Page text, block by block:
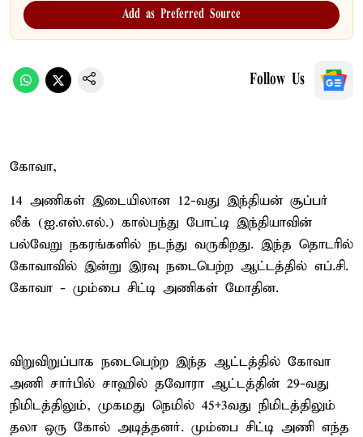
Add as Preferred Source
Follow Us
கோவா,
14 அணிகள் இடையிலான 12-வது இந்தியன் சூப்பர்
லீக் (ஐ.எஸ்.எல்.) கால்பந்து போட்டி இந்தியாவின்
பல்வேறு நகரங்களில் நடந்து வருகிறது. இந்த தொடரில்
கோவாவில் இன்று இரவு நடைபெற்ற ஆட்டத்தில் எப்.சி.
கோவா - மும்பை சிட்டி அணிகள் மோதின.
விறுவிறுப்பாக நடைபெற்ற இந்த ஆட்டத்தில் கோவா
அணி சார்பில் சாஹில் தவோரா ஆட்டத்தின் 29-வது
நிமிடத்திலும், முகமது நெமில் 45+3வது நிமிடத்திலும்
தலா ஒரு கோல் அடித்தனர். மும்பை சிட்டி அணி எந்த